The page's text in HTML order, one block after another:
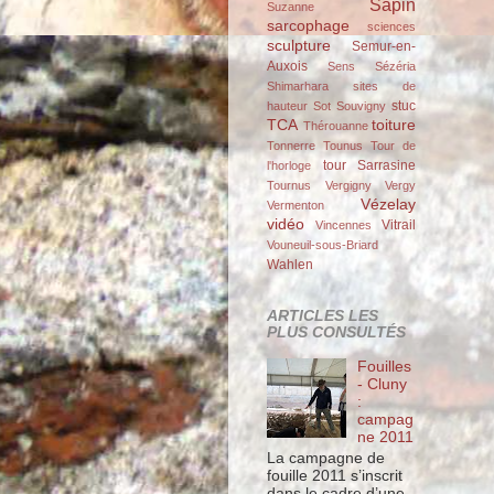
Suzanne Sapin
sarcophage sciences
sculpture
Semur-en-
Auxois
Sens
Sézéria
Shimarhara
sites de
hauteur Sot Souvigny stuc
TCA Thérouanne toiture
Tonnerre Tounus Tour de
l'horloge
tour Sarrasine
Tournus Vergigny
Vergy
Vermenton
Vézelay
vidéo
Vincennes Vitrail
Vouneuil-sous-Briard
Wahlen
ARTICLES LES
PLUS CONSULTÉS
Fouilles
- Cluny
:
campag
ne 2011
La campagne de
fouille 2011 s’inscrit